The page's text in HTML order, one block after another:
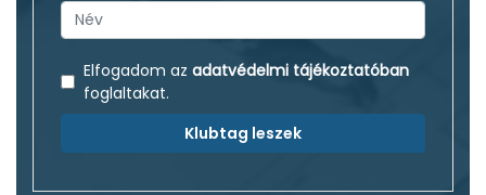
Elfogadom az adatvédelmi tájékoztatóban
foglaltakat.
Klubtag leszek